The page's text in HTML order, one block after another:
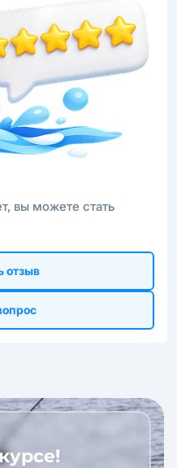
вы можете стать
отзыв